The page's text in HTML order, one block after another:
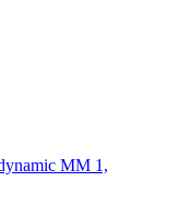
MM 1,